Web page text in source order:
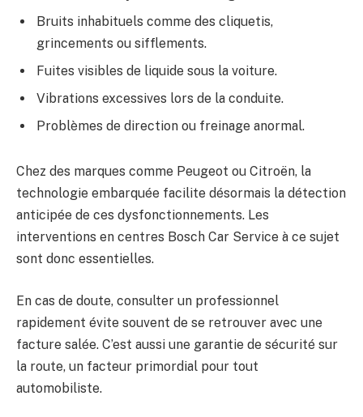
Bruits inhabituels comme des cliquetis,
grincements ou sifflements.
Fuites visibles de liquide sous la voiture.
Vibrations excessives lors de la conduite.
Problèmes de direction ou freinage anormal.
Chez des marques comme Peugeot ou Citroën, la
technologie embarquée facilite désormais la détection
anticipée de ces dysfonctionnements. Les
interventions en centres Bosch Car Service à ce sujet
sont donc essentielles.
En cas de doute, consulter un professionnel
rapidement évite souvent de se retrouver avec une
facture salée. C’est aussi une garantie de sécurité sur
la route, un facteur primordial pour tout
automobiliste.